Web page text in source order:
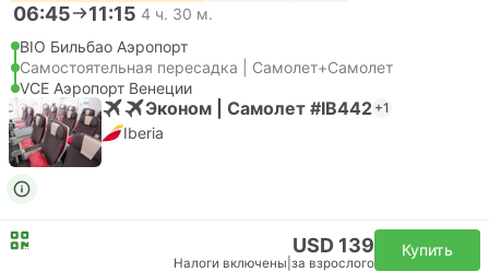
06:45 11:15 4 ч. 30 м.
BIO Бильбао Аэропорт
Самостоятельная пересадка | Самолет+Самолет
VCE Аэропорт Венеции
Эконом | Самолет #IB442 +1
Iberia
USD 139
Налоги включены за взрослого
Купить